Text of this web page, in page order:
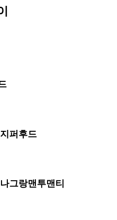
퍼후드
그랑맨투맨티